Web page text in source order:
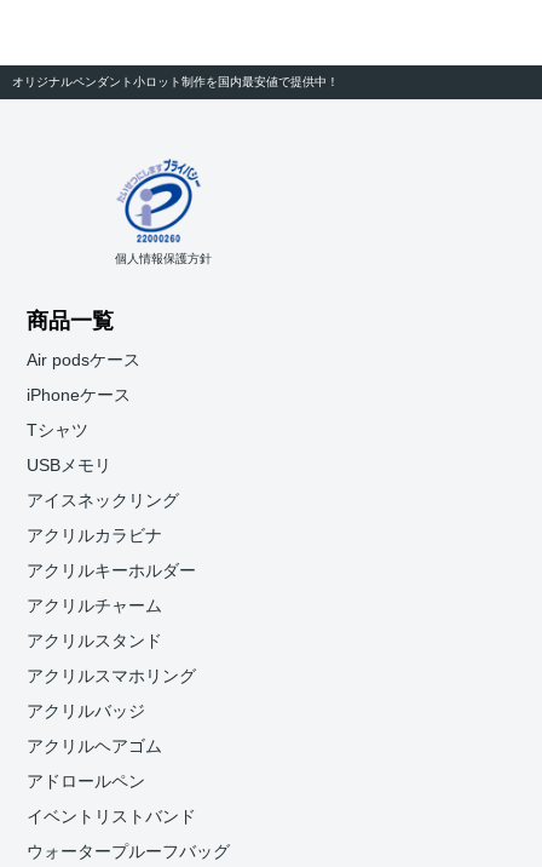
オリジナルペンダント小ロット制作を国内最安値で提供中！
個人情報保護方針
商品一覧
Air podsケース
iPhoneケース
Tシャツ
USBメモリ
アイスネックリング
アクリルカラビナ
アクリルキーホルダー
アクリルチャーム
アクリルスタンド
アクリルスマホリング
アクリルバッジ
アクリルヘアゴム
アドロールペン
イベントリストバンド
ウォータープルーフバッグ